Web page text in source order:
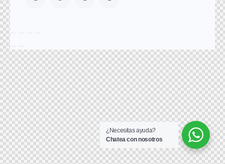
¿Necesitas ayuda?
Chatea con nosotros